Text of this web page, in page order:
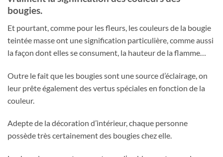
bougies.
Et pourtant, comme pour les fleurs, les couleurs de la bougie
teintée masse ont une signification particulière, comme aussi
la façon dont elles se consument, la hauteur de la flamme…
Outre le fait que les bougies sont une source d’éclairage, on
leur prête également des vertus spéciales en fonction de la
couleur.
Adepte de la décoration d’intérieur, chaque personne
possède très certainement des bougies chez elle.